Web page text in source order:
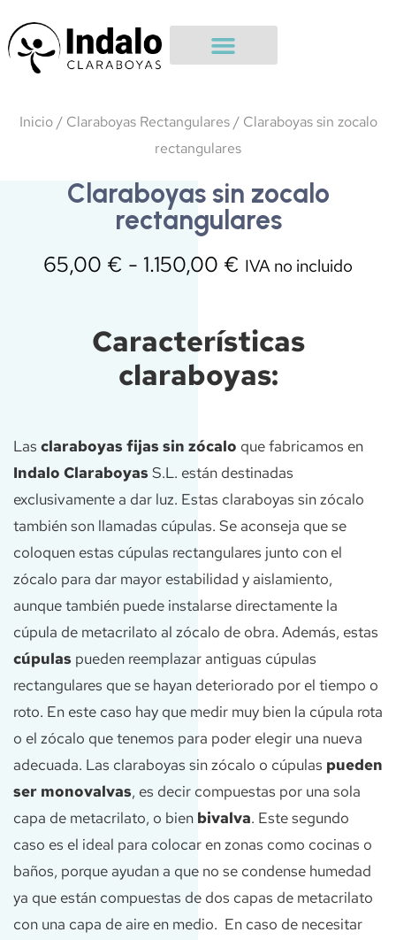
Inicio/ Claraboyas Rectangulares/ Claraboyas sin zocalo
rectangulares
Claraboyas sin zocalo
rectangulares
65,00 € - 1.150,00 € IVA no incluido
Características
claraboyas:
Las claraboyas fijas sin zócalo que fabricamos en
Indalo Claraboyas S.L. están destinadas
exclusivamente a dar luz. Estas claraboyas sin zócalo
también son llamadas cúpulas. Se aconseja que se
coloquen estas cúpulas rectangulares junto con el
zócalo para dar mayor estabilidad y aislamiento,
aunque también puede instalarse directamente la
cúpula de metacrilato al zócalo de obra. Además, estas
cúpulas pueden reemplazar antiguas cúpulas
rectangulares que se hayan deteriorado por el tiempo o
roto. En este caso hay que medir muy bien la cúpula rota
o el zócalo que tenemos para poder elegir una nueva
adecuada. Las claraboyas sin zócalo o cúpulas pueden
ser monovalvas, es decir compuestas por una sola
capa de metacrilato, o bien bivalva. Este segundo
caso es el ideal para colocar en zonas como cocinas o
baños, porque ayudan a que no se condense humedad
ya que están compuestas de dos capas de metacrilato
con una capa de aire en medio. En caso de necesitar